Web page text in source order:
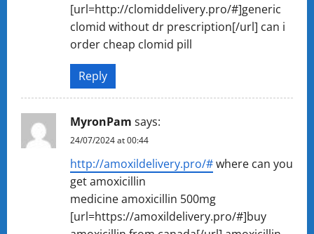
[url=http://clomiddelivery.pro/#]generic
clomid without dr prescription[/url] can i
order cheap clomid pill
Reply
MyronPam says:
24/07/2024 at 00:44
http://amoxildelivery.pro/#where can you
get amoxicillin
medicine amoxicillin 500mg
[url=https://amoxildelivery.pro/#]buy